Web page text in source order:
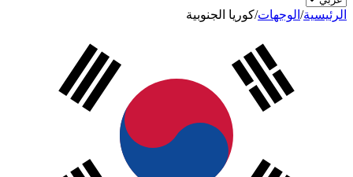
الرئيسية/ الوجهات/كوريا الجنوبية